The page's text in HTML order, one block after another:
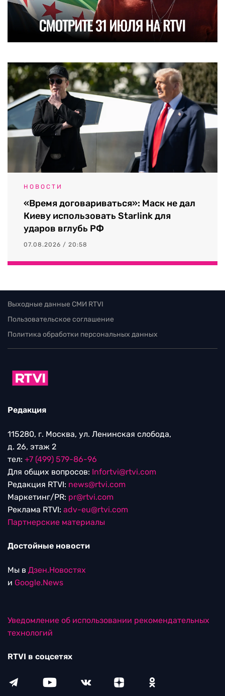
НОВОСТИ
«Время договариваться»: Маск не дал
Киеву использовать Starlink для
ударов вглубь РФ
07.08.2026 / 20:58
Выходные данные СМИ RTVI
Пользовательское соглашение
Политика обработки персональных данных
Редакция
115280, г. Москва, ул. Ленинская слобода,
д. 26, этаж 2
тел: +7 (499) 579-86-96
Для общих вопросов: Infortvi@rtvi.com
Редакция RTVI: news@rtvi.com
Маркетинг/PR: pr@rtvi.com
Реклама RTVI: adv-eu@rtvi.com
Партнерские материалы
Достойные новости
Мы в Дзен.Новостях
и Google.News
Уведомление об использовании рекомендательных
технологий
RTVI в соцсетях